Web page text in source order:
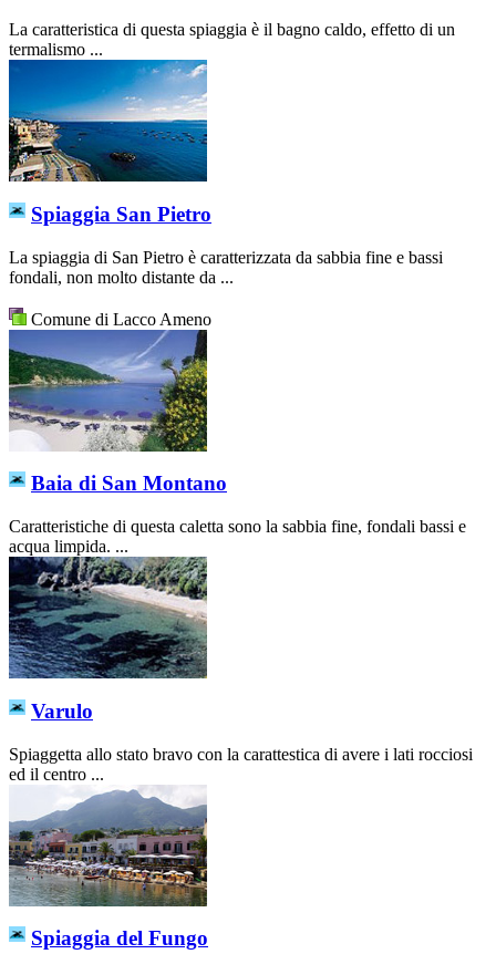
La caratteristica di questa spiaggia è il bagno caldo, effetto di un
termalismo ...
Spiaggia San Pietro
La spiaggia di San Pietro è caratterizzata da sabbia fine e bassi
fondali, non molto distante da ...
Comune di Lacco Ameno
Baia di San Montano
Caratteristiche di questa caletta sono la sabbia fine, fondali bassi e
acqua limpida. ...
Varulo
Spiaggetta allo stato bravo con la carattestica di avere i lati rocciosi
ed il centro ...
Spiaggia del Fungo